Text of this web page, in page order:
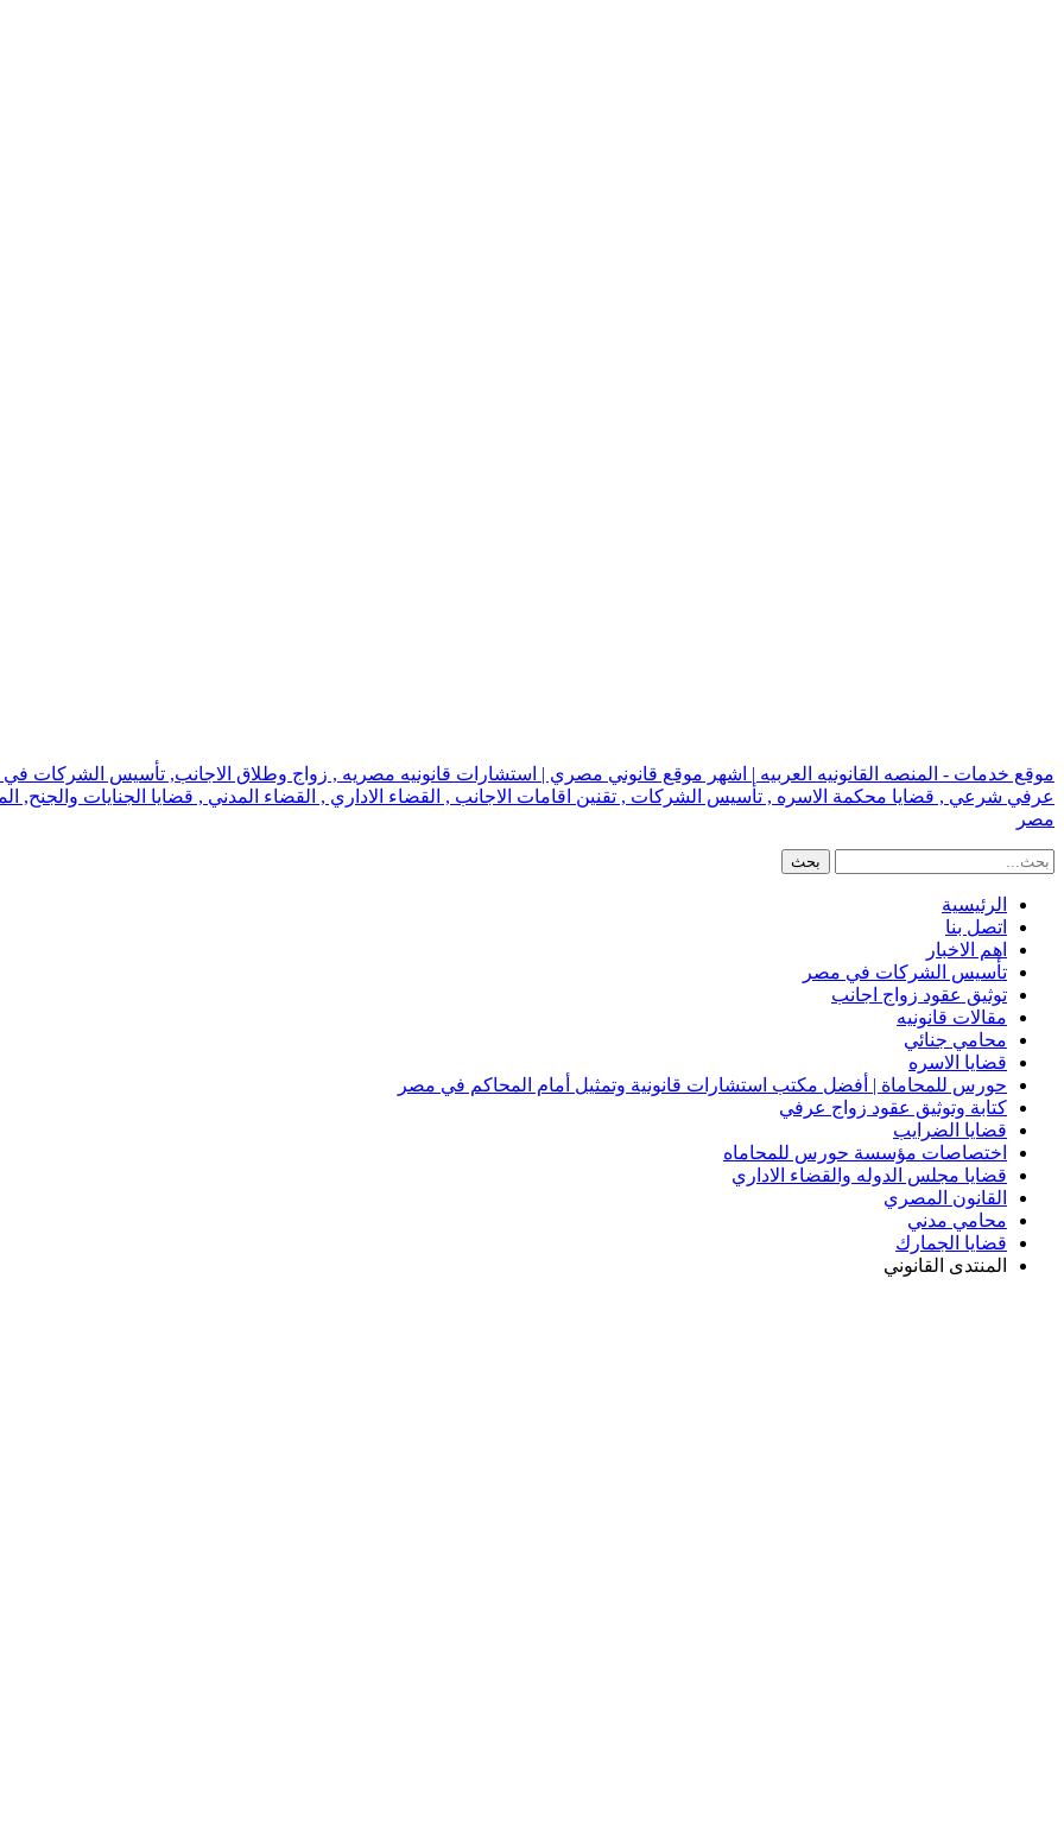
موقع خدمات - المنصه القانونيه العربيه | اشهر موقع قانوني مصري | استشارات قانونيه مصريه , زواج وطلاق الاجانب, تأسيس الشركات في
عرفي شرعي , قضايا محكمة الاسره , تأسيس الشركات , تقنين اقامات الاجانب , القضاء الاداري , القضاء المدني , قضايا الجنايات والجنح,
مصر
الرئيسية
اتصل بنا
اهم الاخبار
تأسيس الشركات في مصر
توثيق عقود زواج اجانب
مقالات قانونيه
محامي جنائي
قضايا الاسره
حورس للمحاماة | أفضل مكتب استشارات قانونية وتمثيل أمام المحاكم في مصر
كتابة وتوثيق عقود زواج عرفي
قضايا الضرايب
اختصاصات مؤسسة حورس للمحاماه
قضايا مجلس الدوله والقضاء الاداري
القانون المصري
محامي مدني
قضايا الجمارك
المنتدى القانوني